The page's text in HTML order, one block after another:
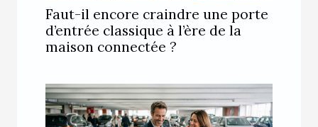
Faut-il encore craindre une porte
d’entrée classique à l’ère de la
maison connectée ?